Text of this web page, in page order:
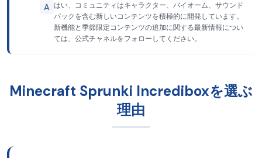
A はい、コミュニティはキャラクター、バイオーム、サウンド
パックを含む新しいコンテンツを積極的に開発しています。
新機能と季節限定コンテンツの追加に関する最新情報につい
ては、公式チャネルをフォローしてください。
Minecraft Sprunki Incrediboxを選ぶ
理由